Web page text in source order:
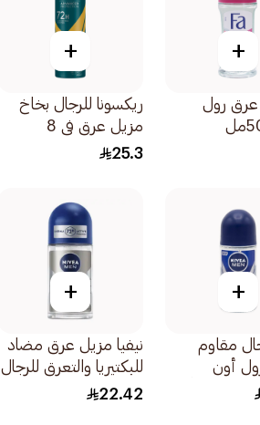
+
عرق رول
+
ريكسونا للرجال بخاخ
مزيل عرق في 8
150مل
25.3
+
مقاوم
أون
طويلاً
+
نيفيا مزيل عرق مضاد
للبكتيريا والتعرق للرجال
50مل
22.42